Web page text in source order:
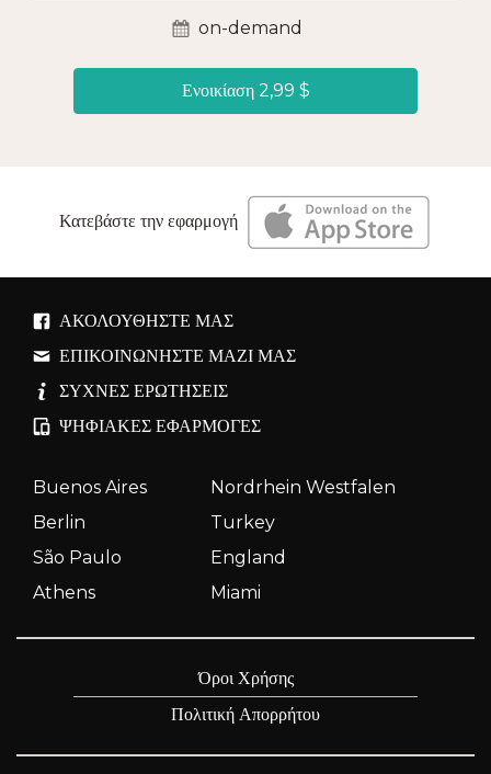
on-demand
Ενοικίαση 2,99 $
Κατεβάστε την εφαρμογή
ΑΚΟΛΟΥΘΉΣΤΕ ΜΑΣ
ΕΠΙΚΟΙΝΩΝΉΣΤΕ ΜΑΖΊ ΜΑΣ
ΣΥΧΝΈΣ ΕΡΩΤΉΣΕΙΣ
ΨΗΦΙΑΚΈΣ ΕΦΑΡΜΟΓΈΣ
Buenos Aires
Nordrhein Westfalen
Berlin
Turkey
São Paulo
England
Athens
Miami
Όροι Χρήσης
Πολιτική Απορρήτου